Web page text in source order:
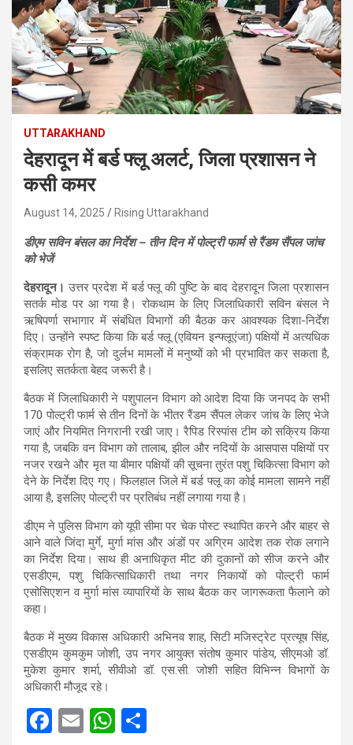
UTTARAKHAND
देहरादून में बर्ड फ्लू अलर्ट, जिला प्रशासन ने
कसी कमर
August 14, 2025 Rising Uttarakhand
डीएम सविन बंसल का निर्देश – तीन दिन में पोल्ट्री फार्म से रैंडम सैंपल जांच
को भेजें
देहरादून। उत्तर प्रदेश में बर्ड फ्लू की पुष्टि के बाद देहरादून जिला प्रशासन
सतर्क मोड पर आ गया है। रोकथाम के लिए जिलाधिकारी सविन बंसल ने
ऋषिपर्णा सभागार में संबंधित विभागों की बैठक कर आवश्यक दिशा-निर्देश
दिए। उन्होंने स्पष्ट किया कि बर्ड फ्लू (एवियन इन्फ्लूएंजा) पक्षियों में अत्यधिक
संक्रामक रोग है, जो दुर्लभ मामलों में मनुष्यों को भी प्रभावित कर सकता है,
इसलिए सतर्कता बेहद जरूरी है।
बैठक में जिलाधिकारी ने पशुपालन विभाग को आदेश दिया कि जनपद के सभी
170 पोल्ट्री फार्म से तीन दिनों के भीतर रैंडम सैंपल लेकर जांच के लिए भेजे
जाएं और नियमित निगरानी रखी जाए। रैपिड रिस्पांस टीम को सक्रिय किया
गया है, जबकि वन विभाग को तालाब, झील और नदियों के आसपास पक्षियों पर
नजर रखने और मृत या बीमार पक्षियों की सूचना तुरंत पशु चिकित्सा विभाग को
देने के निर्देश दिए गए। फिलहाल जिले में बर्ड फ्लू का कोई मामला सामने नहीं
आया है, इसलिए पोल्ट्री पर प्रतिबंध नहीं लगाया गया है।
डीएम ने पुलिस विभाग को यूपी सीमा पर चेक पोस्ट स्थापित करने और बाहर से
आने वाले जिंदा मुर्गे, मुर्गा मांस और अंडों पर अग्रिम आदेश तक रोक लगाने
का निर्देश दिया। साथ ही अनाधिकृत मीट की दुकानों को सीज करने और
एसडीएम, पशु चिकित्साधिकारी तथा नगर निकायों को पोल्ट्री फार्म
एसोसिएशन व मुर्गा मांस व्यापारियों के साथ बैठक कर जागरूकता फैलाने को
कहा।
बैठक में मुख्य विकास अधिकारी अभिनव शाह, सिटी मजिस्ट्रेट प्रत्यूष सिंह,
एसडीएम कुमकुम जोशी, उप नगर आयुक्त संतोष कुमार पांडेय, सीएमओ डॉ.
मुकेश कुमार शर्मा, सीवीओ डॉ. एस.सी. जोशी सहित विभिन्न विभागों के
अधिकारी मौजूद रहे।
F
E
W